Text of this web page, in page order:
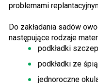
problemami
Do zakładania sadów
następujące rodzaje
podkładki
podkładki ze
jednoroczne